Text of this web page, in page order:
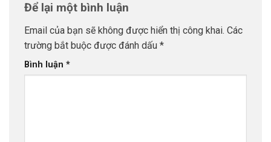
Để lại một bình luận
Email của bạn sẽ không được hiển thị công khai. Các
trường bắt buộc được đánh dấu *
Bình luận *